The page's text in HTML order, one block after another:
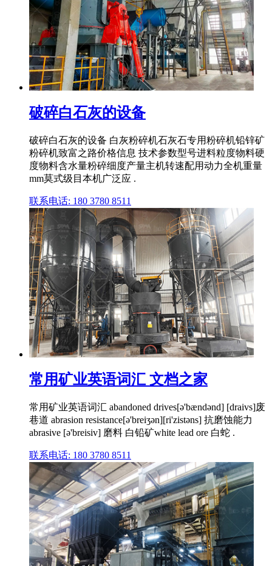
破碎白石灰的设备
破碎白石灰的设备 白灰粉碎机石灰石专用粉碎机铅锌矿
粉碎机致富之路价格信息 技术参数型号进料粒度物料硬
度物料含水量粉碎细度产量主机转速配用动力全机重量
mm莫式级目本机广泛应 .
联系电话: 180 3780 8511
常用矿业英语词汇 文档之家
常用矿业英语词汇 abandoned drives[ə'bændənd] [draivs]废
巷道 abrasion resistance[ə'breiʒən][ri'zistəns] 抗磨蚀能力
abrasive [ə'breisiv] 磨料 白铅矿white lead ore 白蛇 .
联系电话: 180 3780 8511